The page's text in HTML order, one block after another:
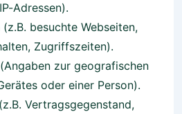
Adressen).
besuchte Webseiten,
Zugriffszeiten).
zur geografischen
oder einer Person).
Vertragsgegenstand,